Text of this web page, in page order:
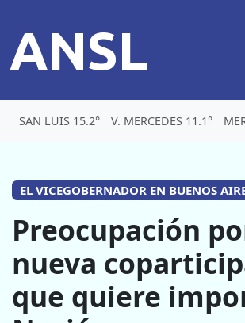
ANSL
SAN LUIS 15.2° V. MERCEDES 11.1°
EL VICEGOBERNADOR EN BUENOS
Preocupación
nueva
que quiere